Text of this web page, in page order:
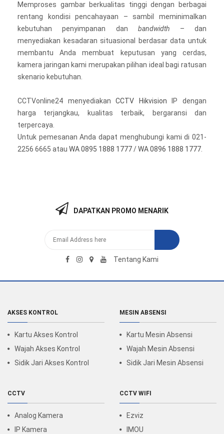
Memproses gambar berkualitas tinggi dengan berbagai
rentang kondisi pencahayaan – sambil meminimalkan
kebutuhan penyimpanan danbandwidth – dan
menyediakan kesadaran situasional berdasar data untuk
membantu Anda membuat keputusan yang cerdas,
kamera jaringan kami merupakan pilihan ideal bagi ratusan
skenario kebutuhan.
CCTVonline24 menyediakanCCTV Hikvision IP dengan
harga terjangkau, kualitas terbaik, bergaransi dan
terpercaya.
Untuk pemesanan Anda dapat menghubungi kami di 021-
2256 6665 atau WA 0895 1888 1777/WA 0896 1888 1777
DAPATKAN PROMO MENARIK
Tentang Kami
AKSES KONTROL
Kartu Akses Kontrol
Wajah Akses Kontrol
Sidik Jari Akses Kontrol
MESIN ABSENSI
Kartu Mesin Absensi
Wajah Mesin Absensi
Sidik Jari Mesin Absensi
CCTV
Analog Kamera
IP Kamera
CCTV WIFI
Ezviz
IMOU